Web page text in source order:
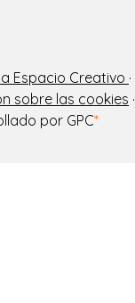
Espacio Creativo ·
sobre las cookies ·
por GPC*